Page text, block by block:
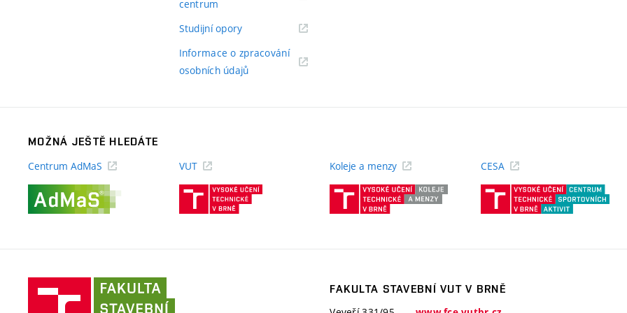
centrum
Studijní opory(externí
Informace o zpracování
osobních údajů(externí
MOŽNÁ JEŠTĚ HLEDÁTE
Centrum AdMaS
VUT
(externí
Koleje a menzy
(externí
CESA
stavební
FAKULTA STAVEBNÍ VUT V BRNĚ